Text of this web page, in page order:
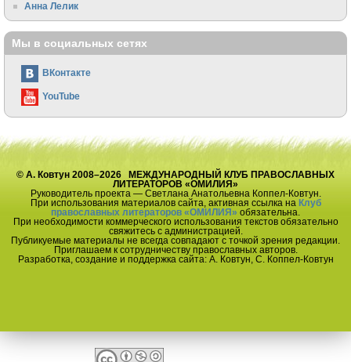
Анна Лелик
Мы в социальных сетях
ВКонтакте
YouTube
© А. Ковтун 2008–2026 МЕЖДУНАРОДНЫЙ КЛУБ ПРАВОСЛАВНЫХ
ЛИТЕРАТОРОВ «ОМИЛИЯ»
Руководитель проекта — Светлана Анатольевна Коппел-Ковтун.
При использования материалов сайта, активная ссылка на Клуб
православных литераторов «ОМИЛИЯ» обязательна.
При необходимости коммерческого использования текстов обязательно
свяжитесь с администрацией.
Публикуемые материалы не всегда совпадают с точкой зрения редакции.
Приглашаем к сотрудничеству православных авторов.
Разработка, создание и поддержка сайта: А. Ковтун, С. Коппел-Ковтун